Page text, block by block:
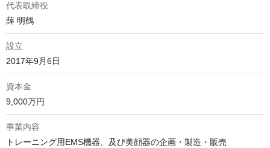
代表取締役
薛 明鶴
設立
2017年9月6日
資本金
9,000万円
事業内容
トレーニング用EMS機器、及び美顔器の企画・製造・販売